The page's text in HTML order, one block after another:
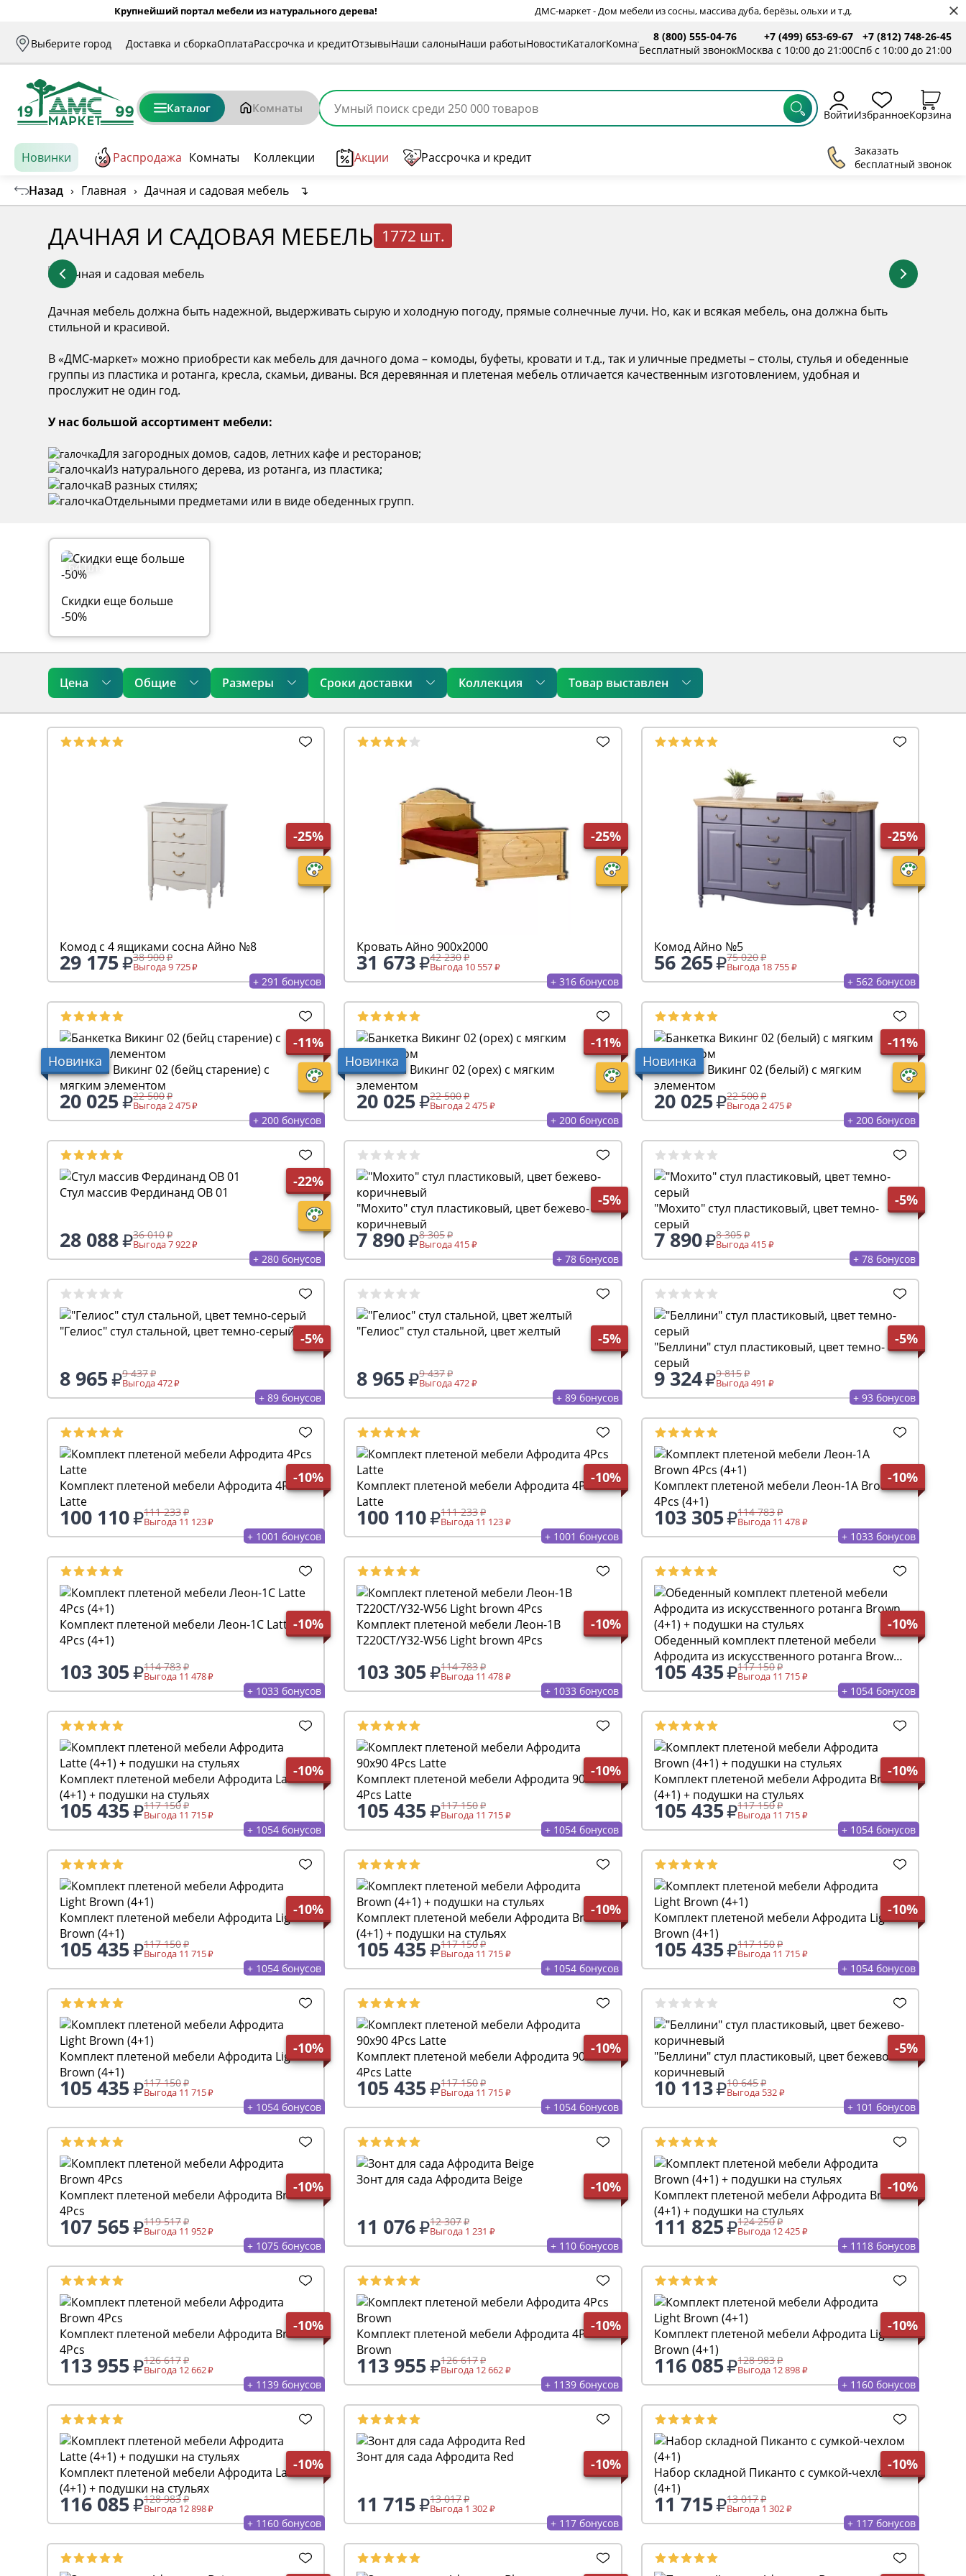
Крупнейший портал мебели из натурального дерева! ДМС-маркет - Дом мебели из сосны, массива дуба, берёзы, ольхи и т.д.
Выберите город Доставка и сборкаОплатаРассрочка и кредитОтзывыНаши салоныНаши работыНовостиКаталогКомнаты
8 (800) 555-04-76
Бесплатный звонок
+7 (499) 653-69-67
Москва с 10:00 до 21:00
+7 (812) 748-26-45
Спб с 10:00 до 21:00
Каталог Комнаты ВойтиИзбранноеКорзина
Новинки Распродажа Комнаты Коллекции Акции Рассрочка и кредит
Заказать
бесплатный звонок
Назад › Главная › Дачная и садовая мебель ↴
ДАЧНАЯ И САДОВАЯ МЕБЕЛЬ 1772 шт.
Дачная мебель должна быть надежной, выдерживать сырую и холодную погоду, прямые солнечные лучи. Но, как и всякая мебель, она должна быть
стильной и красивой.
В «ДМС-маркет» можно приобрести как мебель для дачного дома – комоды, буфеты, кровати и т.д., так и уличные предметы – столы, стулья и обеденные
группы из пластика и ротанга, кресла, скамьи, диваны. Вся деревянная и плетеная мебель отличается качественным изготовлением, удобная и
прослужит не один год.
У нас большой ассортимент мебели:
Для загородных домов, садов, летних кафе и ресторанов;
Из натурального дерева, из ротанга, из пластика;
В разных стилях;
Отдельными предметами или в виде обеденных групп.
64 шт.
Скидки еще больше
-50%
Цена Общие Размеры Сроки доставки Коллекция Товар выставлен
-25%
Комод с 4 ящиками сосна Айно №8
29 175 38 900
Выгода 9 725
+ 291 бонусов
-25%
Кровать Айно 900х2000
31 673 42 230
Выгода 10 557
+ 316 бонусов
-25%
Комод Айно №5
56 265 75 020
Выгода 18 755
+ 562 бонусов
Новинка
-11%
Банкетка Викинг 02 (бейц старение) с
мягким элементом
20 025 22 500
Выгода 2 475
+ 200 бонусов
Новинка
-11%
Банкетка Викинг 02 (орех) с мягким
элементом
20 025 22 500
Выгода 2 475
+ 200 бонусов
Новинка
-11%
Банкетка Викинг 02 (белый) с мягким
элементом
20 025 22 500
Выгода 2 475
+ 200 бонусов
-22%
Стул массив Фердинанд ОВ 01
28 088 36 010
Выгода 7 922
+ 280 бонусов
-5%
"Мохито" стул пластиковый, цвет бежево-
коричневый
7 890 8 305
Выгода 415
+ 78 бонусов
-5%
"Мохито" стул пластиковый, цвет темно-
серый
7 890 8 305
Выгода 415
+ 78 бонусов
-5%
"Гелиос" стул стальной, цвет темно-серый
8 965 9 437
Выгода 472
+ 89 бонусов
-5%
"Гелиос" стул стальной, цвет желтый
8 965 9 437
Выгода 472
+ 89 бонусов
-5%
"Беллини" стул пластиковый, цвет темно-
серый
9 324 9 815
Выгода 491
+ 93 бонусов
-10%
Комплект плетеной мебели Афродита 4Pcs
Latte
100 110 111 233
Выгода 11 123
+ 1001 бонусов
-10%
Комплект плетеной мебели Афродита 4Pcs
Latte
100 110 111 233
Выгода 11 123
+ 1001 бонусов
-10%
Комплект плетеной мебели Леон-1A Brown
4Pcs (4+1)
103 305 114 783
Выгода 11 478
+ 1033 бонусов
-10%
Комплект плетеной мебели Леон-1C Latte
4Pcs (4+1)
103 305 114 783
Выгода 11 478
+ 1033 бонусов
-10%
Комплект плетеной мебели Леон-1B
T220CT/Y32-W56 Light brown 4Pcs
103 305 114 783
Выгода 11 478
+ 1033 бонусов
-10%
Обеденный комплект плетеной мебели
Афродита из искусственного ротанга Brown
(4+1) + подушки на стульях
105 435 117 150
Выгода 11 715
+ 1054 бонусов
-10%
Комплект плетеной мебели Афродита Latte
(4+1) + подушки на стульях
105 435 117 150
Выгода 11 715
+ 1054 бонусов
-10%
Комплект плетеной мебели Афродита 90x90
4Pcs Latte
105 435 117 150
Выгода 11 715
+ 1054 бонусов
-10%
Комплект плетеной мебели Афродита Brown
(4+1) + подушки на стульях
105 435 117 150
Выгода 11 715
+ 1054 бонусов
-10%
Комплект плетеной мебели Афродита Light
Brown (4+1)
105 435 117 150
Выгода 11 715
+ 1054 бонусов
-10%
Комплект плетеной мебели Афродита Brown
(4+1) + подушки на стульях
105 435 117 150
Выгода 11 715
+ 1054 бонусов
-10%
Комплект плетеной мебели Афродита Light
Brown (4+1)
105 435 117 150
Выгода 11 715
+ 1054 бонусов
-10%
Комплект плетеной мебели Афродита Light
Brown (4+1)
105 435 117 150
Выгода 11 715
+ 1054 бонусов
-10%
Комплект плетеной мебели Афродита 90x90
4Pcs Latte
105 435 117 150
Выгода 11 715
+ 1054 бонусов
-5%
"Беллини" стул пластиковый, цвет бежево-
коричневый
10 113 10 645
Выгода 532
+ 101 бонусов
-10%
Комплект плетеной мебели Афродита Brown
4Pcs
107 565 119 517
Выгода 11 952
+ 1075 бонусов
-10%
Зонт для сада Афродита Beige
11 076 12 307
Выгода 1 231
+ 110 бонусов
-10%
Комплект плетеной мебели Афродита Brown
(4+1) + подушки на стульях
111 825 124 250
Выгода 12 425
+ 1118 бонусов
-10%
Комплект плетеной мебели Афродита Brown
4Pcs
113 955 126 617
Выгода 12 662
+ 1139 бонусов
-10%
Комплект плетеной мебели Афродита 4Pcs
Brown
113 955 126 617
Выгода 12 662
+ 1139 бонусов
-10%
Комплект плетеной мебели Афродита Light
Brown (4+1)
116 085 128 983
Выгода 12 898
+ 1160 бонусов
-10%
Комплект плетеной мебели Афродита Latte
(4+1) + подушки на стульях
116 085 128 983
Выгода 12 898
+ 1160 бонусов
-10%
Зонт для сада Афродита Red
11 715 13 017
Выгода 1 302
+ 117 бонусов
-10%
Набор складной Пиканто с сумкой-чехлом
(4+1)
11 715 13 017
Выгода 1 302
+ 117 бонусов